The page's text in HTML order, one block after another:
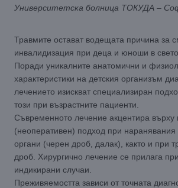
Университетска болница ТОКУДА –
Травмите остават водещата причина за
инвалидизация при деца и юноши в
Поради уникалните анатомични и
характеристики на детския организъм
лечението изискват специализиран
този при възрастните пациенти.
Съвременното лечение акцентира върху
(неоперативен) подход при
органи (черен дроб, далак), както и при
дроб. Хирургично лечение се прилага
индикирани случаи.
Преживяемостта зависи от точната